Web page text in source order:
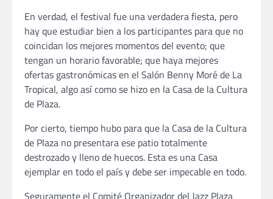
En verdad, el festival fue una verdadera fiesta, pero
hay que estudiar bien a los participantes para que no
coincidan los mejores momentos del evento; que
tengan un horario favorable; que haya mejores
ofertas gastronómicas en el Salón Benny Moré de La
Tropical, algo así como se hizo en la Casa de la Cultura
de Plaza.
Por cierto, tiempo hubo para que la Casa de la Cultura
de Plaza no presentara ese patio totalmente
destrozado y lleno de huecos. Esta es una Casa
ejemplar en todo el país y debe ser impecable en todo.
Seguramente el Comité Organizador del Jazz Plaza